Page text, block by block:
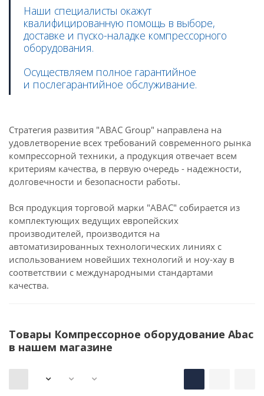
Наши специалисты окажут
квалифицированную помощь в выборе,
доставке и пуско-наладке компрессорного
оборудования.
Осуществляем полное гарантийное
и послегарантийное обслуживание.
Стратегия развития "ABAC Group" направлена на
удовлетворение всех требований современного рынка
компрессорной техники, а продукция отвечает всем
критериям качества, в первую очередь - надежности,
долговечности и безопасности работы.
Вся продукция торговой марки "ABAC" собирается из
комплектующих ведущих европейских
производителей, производится на
автоматизированных технологических линиях с
использованием новейших технологий и ноу-хау в
соответствии с международными стандартами
качества.
Товары Компрессорное оборудование Abac
в нашем магазине